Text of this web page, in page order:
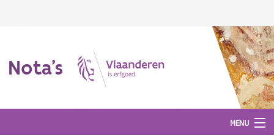
Nota's
MENU